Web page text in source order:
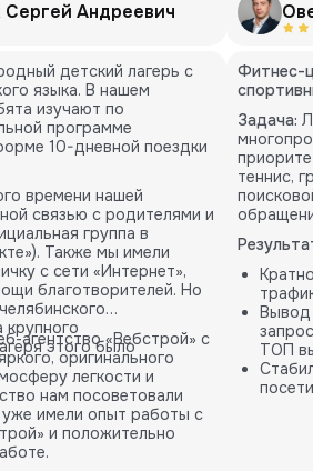
Сергей Андреевич
детский лагерь с
языка. В нашем
изучают по
программе
10-дневной поездки
времени нашей
связью с родителями и
группа в
Также мы имели
с сети «Интернет»,
благотворителей. Но
крупного
этого было
агентство «Вебстрой» с
оригинального
легкости и
нам посоветовали
имели опыт работы с
и положительно
Фитнес-
Задача:
теннис,
ТОП